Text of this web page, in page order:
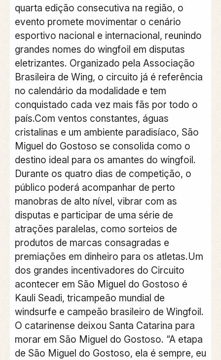
quarta edição consecutiva na região, o
evento promete movimentar o cenário
esportivo nacional e internacional, reunindo
grandes nomes do wingfoil em disputas
eletrizantes. Organizado pela Associação
Brasileira de Wing, o circuito já é referência
no calendário da modalidade e tem
conquistado cada vez mais fãs por todo o
país.Com ventos constantes, águas
cristalinas e um ambiente paradisíaco, São
Miguel do Gostoso se consolida como o
destino ideal para os amantes do wingfoil.
Durante os quatro dias de competição, o
público poderá acompanhar de perto
manobras de alto nível, vibrar com as
disputas e participar de uma série de
atrações paralelas, como sorteios de
produtos de marcas consagradas e
premiações em dinheiro para os atletas.Um
dos grandes incentivadores do Circuito
acontecer em São Miguel do Gostoso é
Kauli Seadi, tricampeão mundial de
windsurfe e campeão brasileiro de Wingfoil.
O catarinense deixou Santa Catarina para
morar em São Miguel do Gostoso. “A etapa
de São Miguel do Gostoso, ela é sempre, eu